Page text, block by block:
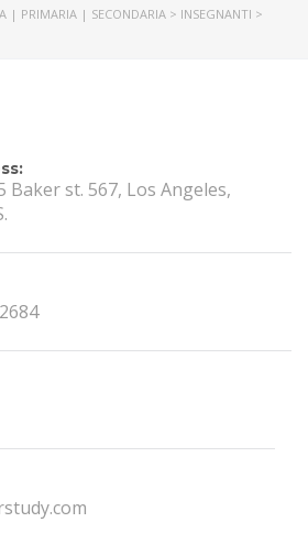
| PRIMARIA | SECONDARIA > INSEGNANTI >
Baker st. 567, Los Angeles,